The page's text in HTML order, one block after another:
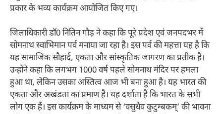
प्रकार के भव्य कार्यक्रम आयोजित किए गए।
जिलाधिकारी डॉ0 नितिन गौड़ ने कहा कि पूरे प्रदेश एवं जनपदभर में
सोमनाथ स्वाभिमान पर्व मनाया जा रहा है। इस पर्व की महत्ता यह है कि
यह सामाजिक सौहार्द, एकता और सांस्कृतिक जागरण का प्रतीक है।
उन्होंने कहा कि लगभग 1000 वर्ष पहले सोमनाथ मंदिर पर हमला
हुआ था, लेकिन उसका अस्तित्व आज भी बना हुआ है। यह भारत की
एकता और अखंडता का प्रमाण है। यह दर्शाता है कि भारत के सभी
लोग एक हैं। इस कार्यक्रम के माध्यम से ‘वसुधैव कुटुम्बकम्’ की भावना